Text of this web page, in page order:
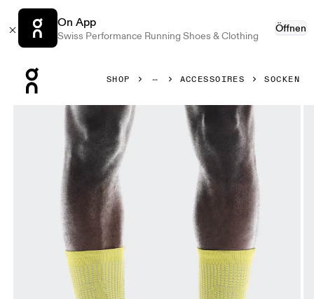
On App
Swiss Performance Running Shoes & Clothing
Öffnen
SHOP ACCESSOIRES SOCKEN
Bild 1 von 3 in der Produktgalerie On Explorer Merino